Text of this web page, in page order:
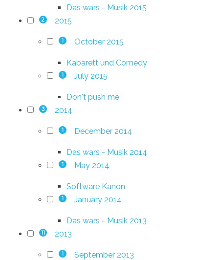
Das wars - Musik 2015
2 2015
1 October 2015
Kabarett und Comedy
1 July 2015
Don't push me
3 2014
1 December 2014
Das wars - Musik 2014
1 May 2014
Software Kanon
1 January 2014
Das wars - Musik 2013
11 2013
1 September 2013